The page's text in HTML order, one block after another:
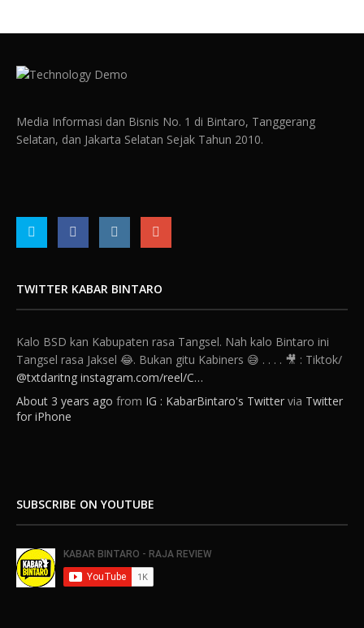
Media Informasi dan Bisnis No. 1 di Bintaro, Tanggerang
Selatan, dan Jakarta Selatan Sejak Tahun 2010.
TWITTER KABAR BINTARO
Kalo BSD kan Kabupaten rasa Tangsel. Nah kalo Bintaro ini
Tangsel rasa Jaksel 😂. Bukan gitu Kabiners 😅 . . . . 🎥 : Tiktok/⁦
@txtdaritng ⁩instagram.com/reel/C…
About 3 years ago from IG : KabarBintaro's Twitter via Twitter
for iPhone
SUBSCRIBE ON YOUTUBE